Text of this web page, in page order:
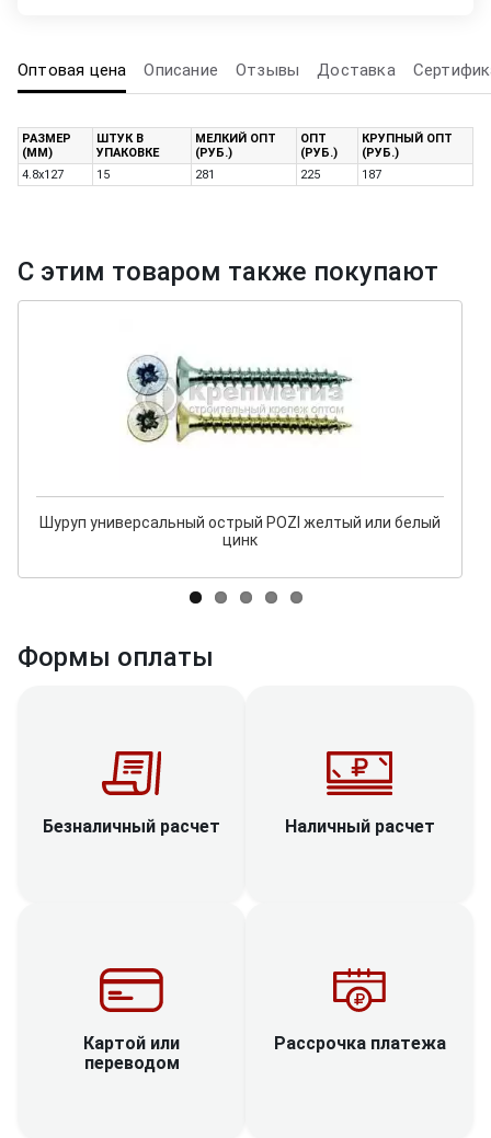
Оптовая цена Описание Отзывы Доставка
РАЗМЕР
(ММ)
ШТУК В
УПАКОВКЕ
МЕЛКИЙ ОПТ
(РУБ.)
ОПТ
(РУБ.)
КРУПНЫЙ ОПТ
(РУБ.)
4.8х127
15 281 225 187
С этим товаром также покупают
Шуруп универсальный острый POZI желтый или белый
цинк
Формы оплаты
Безналичный расчет Наличный расчет
Картой или
переводом
Рассрочка платежа